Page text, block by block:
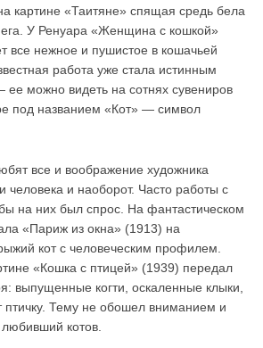
картине «Таитяне» спящая средь бела
У Ренуара «Женщина с кошкой»
все нежное и пушистое в кошачьей
работа уже стала истинным
можно видеть на сотнях сувениров
под названием «Кот» — символ
все и воображение художника
человека и наоборот. Часто работы с
на них был спрос. На фантастическом
«Париж из окна» (1913) на
кот с человеческим профилем.
«Кошка с птицей» (1939) передал
выпущенные когти, оскаленные клыки,
птичку. Тему не обошел вниманием и
котов.